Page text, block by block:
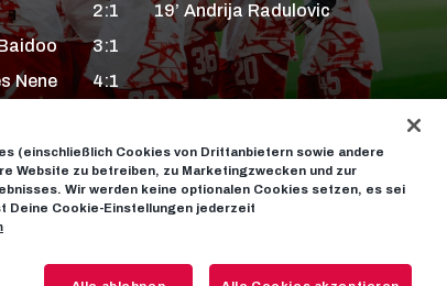
2:1
19’ Andrija Radulovic
3:1
Nene
4:1
ZUM SPIELPLAN
+2
21
(einschließlich Cookies von Drittanbietern sowie andere
Website zu betreiben, zu Marketingzwecken und zur
Wir werden keine optionalen Cookies setzen, es sei
Deine Cookie-Einstellungen jederzeit